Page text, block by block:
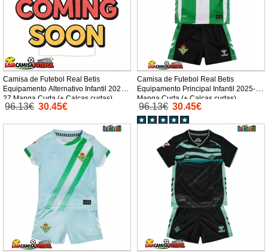
Camisa de Futebol Real Betis
Equipamento Alternativo Infantil 2026-
27 Manga Curta (+ Calças curtas)
96.13€ 30.45€
Camisa de Futebol Real Betis
Equipamento Principal Infantil 2025-26
Manga Curta (+ Calças curtas)
96.13€ 30.45€